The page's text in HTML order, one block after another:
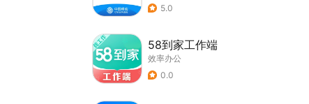
5.0
58到家工作端
效率办公
0.0